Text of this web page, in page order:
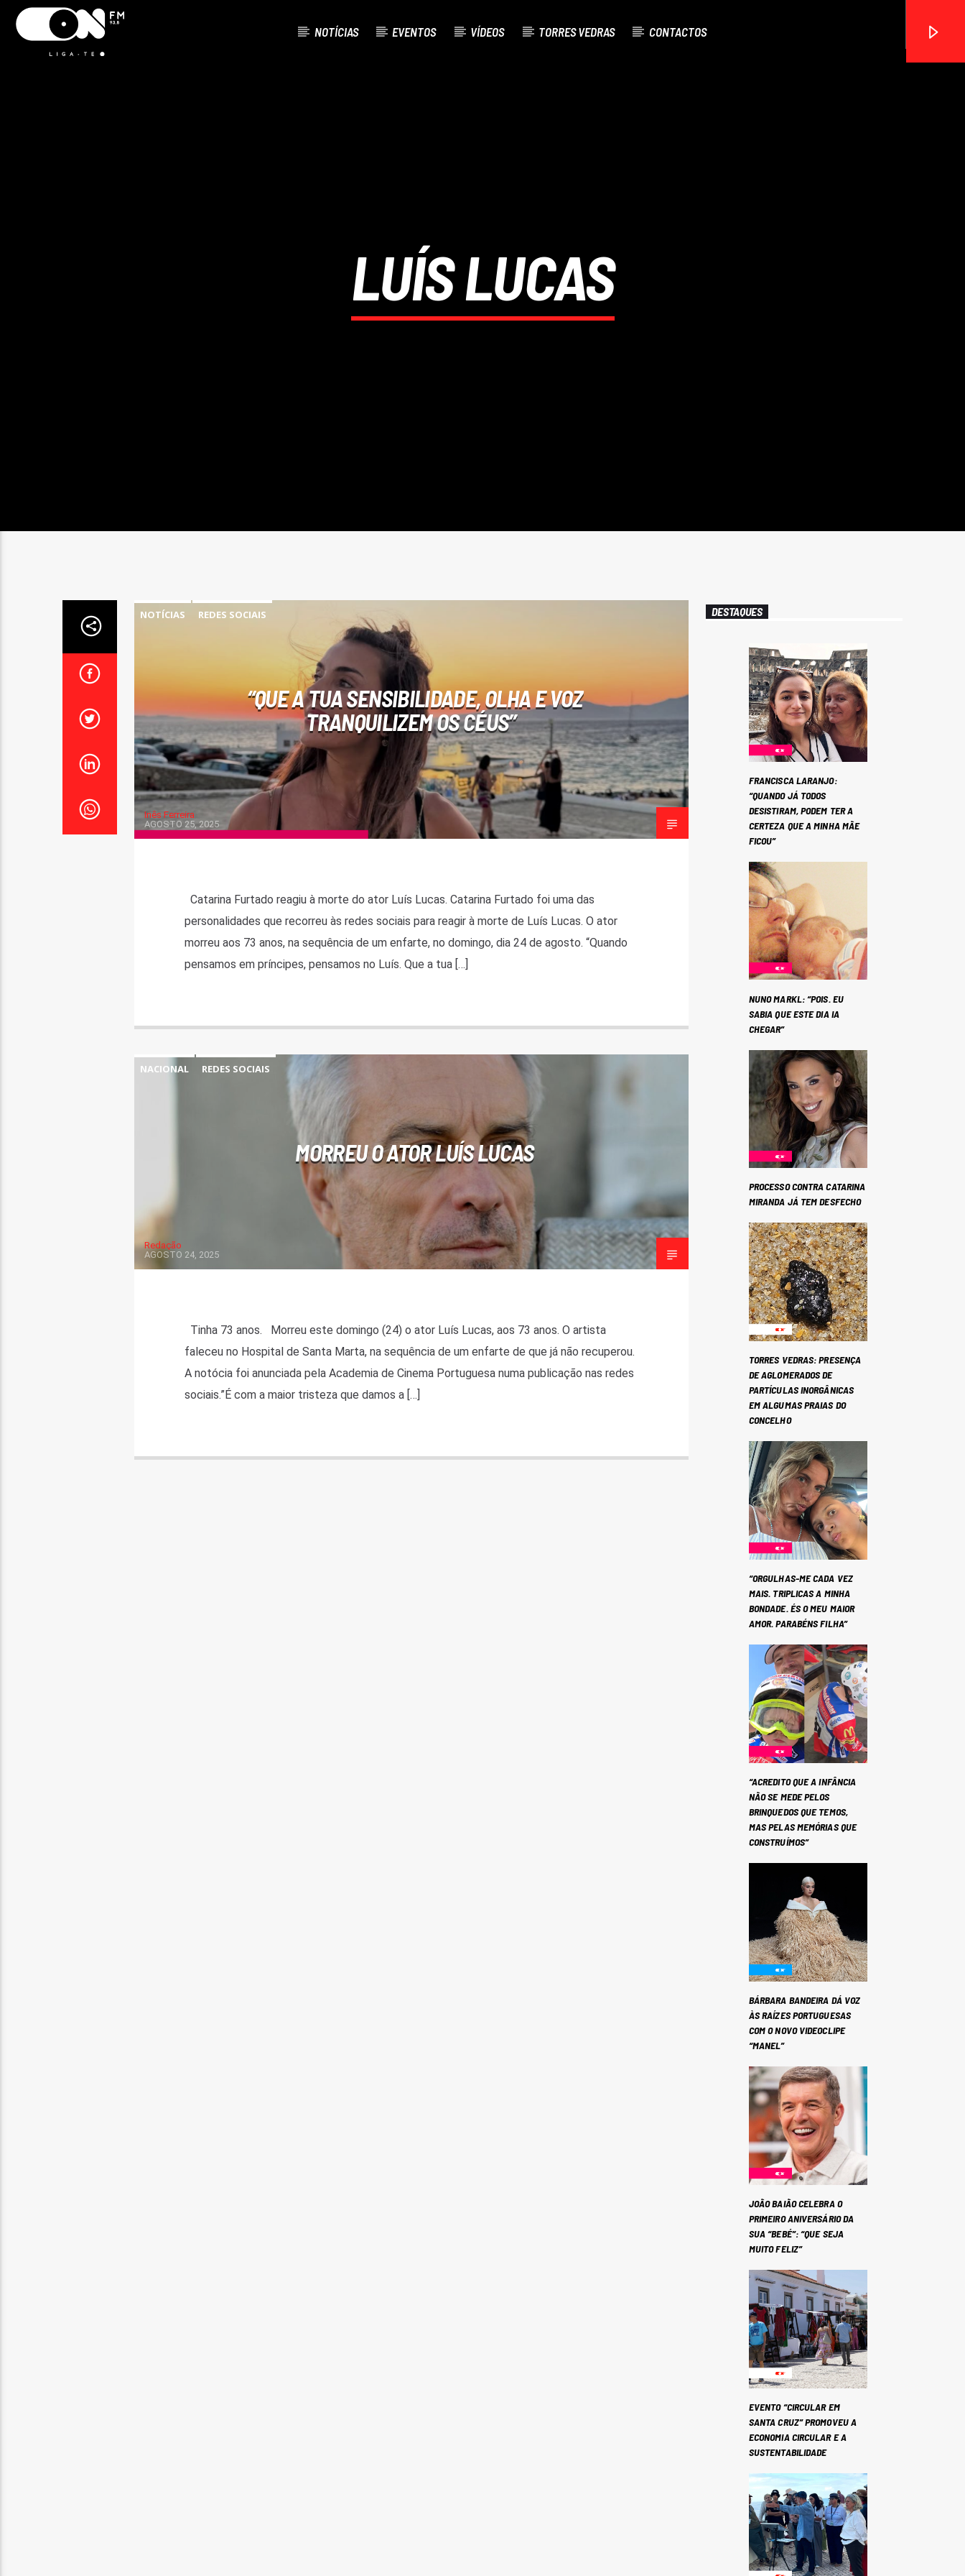
NOTÍCIAS EVENTOS VÍDEOS TORRES VEDRAS CONTACTOS
LUÍS LUCAS
NOTÍCIAS REDES SOCIAIS
“QUE A TUA SENSIBILIDADE, OLHA E VOZ
TRANQUILIZEM OS CÉUS”
Inês Ferreira
AGOSTO 25, 2025
Catarina Furtado reagiu à morte do ator Luís Lucas. Catarina Furtado foi uma das
personalidades que recorreu às redes sociais para reagir à morte de Luís Lucas. O ator
morreu aos 73 anos, na sequência de um enfarte, no domingo, dia 24 de agosto. “Quando
pensamos em príncipes, pensamos no Luís. Que a tua […]
NACIONAL REDES SOCIAIS
MORREU O ATOR LUÍS LUCAS
Redação
AGOSTO 24, 2025
Tinha 73 anos. Morreu este domingo (24) o ator Luís Lucas, aos 73 anos. O artista
faleceu no Hospital de Santa Marta, na sequência de um enfarte de que já não recuperou.
A notócia foi anunciada pela Academia de Cinema Portuguesa numa publicação nas redes
sociais.”É com a maior tristeza que damos a […]
DESTAQUES
FRANCISCA LARANJO:
“QUANDO JÁ TODOS
DESISTIRAM, PODEM TER A
CERTEZA QUE A MINHA MÃE
FICOU”
NUNO MARKL: “POIS. EU
SABIA QUE ESTE DIA IA
CHEGAR”
PROCESSO CONTRA CATARINA
MIRANDA JÁ TEM DESFECHO
TORRES VEDRAS: PRESENÇA
DE AGLOMERADOS DE
PARTÍCULAS INORGÂNICAS
EM ALGUMAS PRAIAS DO
CONCELHO
“ORGULHAS-ME CADA VEZ
MAIS. TRIPLICAS A MINHA
BONDADE. ÉS O MEU MAIOR
AMOR. PARABÉNS FILHA”
“ACREDITO QUE A INFÂNCIA
NÃO SE MEDE PELOS
BRINQUEDOS QUE TEMOS,
MAS PELAS MEMÓRIAS QUE
CONSTRUÍMOS”
BÁRBARA BANDEIRA DÁ VOZ
ÀS RAÍZES PORTUGUESAS
COM O NOVO VIDEOCLIPE
“MANEL”
JOÃO BAIÃO CELEBRA O
PRIMEIRO ANIVERSÁRIO DA
SUA “BEBÉ”: “QUE SEJA
MUITO FELIZ”
EVENTO “CIRCULAR EM
SANTA CRUZ” PROMOVEU A
ECONOMIA CIRCULAR E A
SUSTENTABILIDADE